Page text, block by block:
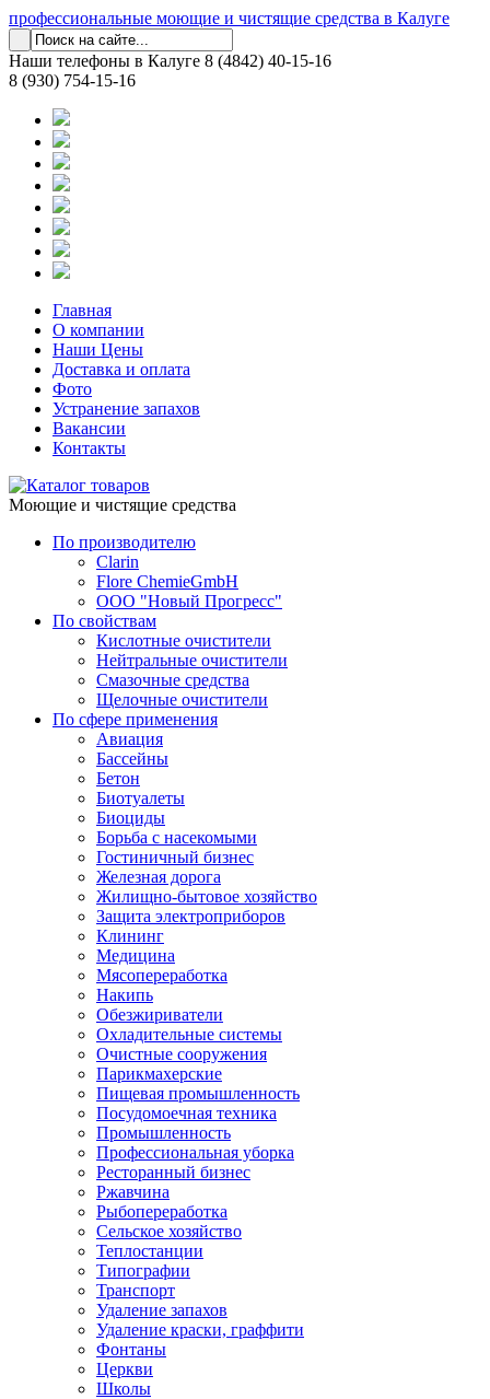
профессиональные моющие и чистящие средства в Калуге
Наши телефоны в Калуге 8 (4842) 40-15-16
8 (930) 754-15-16
Главная
О компании
Наши Цены
Доставка и оплата
Фото
Устранение запахов
Вакансии
Контакты
Моющие и чистящие средства
По производителю
Clarin
Flore ChemieGmbH
ООО "Новый Прогресс"
По свойствам
Кислотные очистители
Нейтральные очистители
Смазочные средства
Щелочные очистители
По сфере применения
Авиация
Бассейны
Бетон
Биотуалеты
Биоциды
Борьба с насекомыми
Гостиничный бизнес
Железная дорога
Жилищно-бытовое хозяйство
Защита электроприборов
Клининг
Медицина
Мясопереработка
Накипь
Обезжириватели
Охладительные системы
Очистные сооружения
Парикмахерские
Пищевая промышленность
Посудомоечная техника
Промышленность
Профессиональная уборка
Ресторанный бизнес
Ржавчина
Рыбопереработка
Сельское хозяйство
Теплостанции
Типографии
Транспорт
Удаление запахов
Удаление краски, граффити
Фонтаны
Церкви
Школы